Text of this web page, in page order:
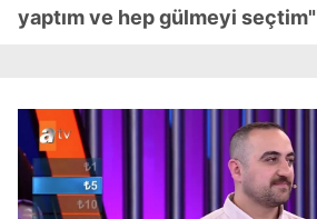
yaptım ve hep gülmeyi seçtim"